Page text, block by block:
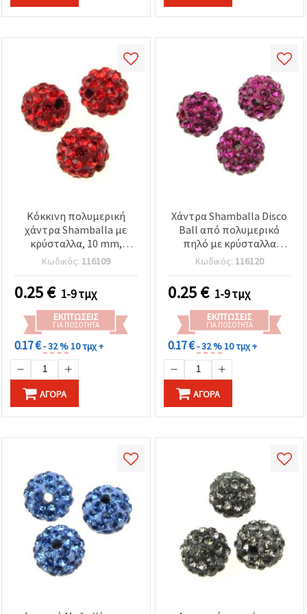
cookies και
κάνοντας
κλικ στο
Αποδέχομαι
Ρυθμίσεις
Κόκκινη πολυμερική
χάντρα Shamballa με
κρύσταλλα, 10 mm,
τρύπα 1,5 mm
Κωδικός: 116109
0.25€ 1-9 τμχ
ΕΚΠΤΏΣΕΙΣ
ΓΙΑ ΠΟΣΌΤΗΤΑ
0.17 €- 32 %10 τμχ +
ΑΓΟΡΆ
Χάντρα Shamballa Disco
Ball από πολυμερικό
πηλό με κρύσταλλα
στρας, 10 mm, τρύπα 1,5
mm, Κυκλάμινο
Κωδικός: 116120
0.25€ 1-9 τμχ
ΕΚΠΤΏΣΕΙΣ
ΓΙΑ ΠΟΣΌΤΗΤΑ
0.17 €- 32 %10 τμχ +
ΑΓΟΡΆ